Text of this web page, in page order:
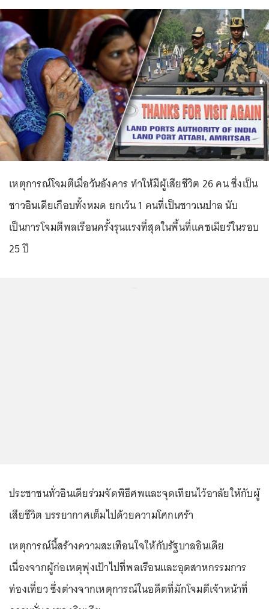
เหตุการณ์โจมตีเมื่อวันอังคาร ทำให้มีผู้เสียชีวิต 26 คน ซึ่งเป็น
ชาวอินเดียเกือบทั้งหมด ยกเว้น 1 คนที่เป็นชาวเนปาล นับ
เป็นการโจมตีพลเรือนครั้งรุนแรงที่สุดในพื้นที่แคชเมียร์ในรอบ
25 ปี
ประชาชนทั่วอินเดียร่วมจัดพิธีศพและจุดเทียนไว้อาลัยให้กับผู้
เสียชีวิต บรรยากาศเต็มไปด้วยความโศกเศร้า
เหตุการณ์นี้สร้างความสะเทือนใจให้กับรัฐบาลอินเดีย
เนื่องจากผู้ก่อเหตุพุ่งเป้าไปที่พลเรือนและอุตสาหกรรมการ
ท่องเที่ยว ซึ่งต่างจากเหตุการณ์ในอดีตที่มักโจมตีเจ้าหน้าที่